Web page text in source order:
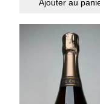
Ajouter au